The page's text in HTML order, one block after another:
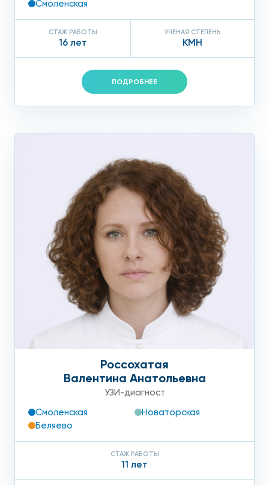
Смоленская
СТАЖ РАБОТЫ
16 лет
УЧЕНАЯ СТЕПЕНЬ
КМН
ПОДРОБНЕЕ
Россохатая
Валентина Анатольевна
УЗИ-диагност
Смоленская
Новаторская
Беляево
СТАЖ РАБОТЫ
11 лет